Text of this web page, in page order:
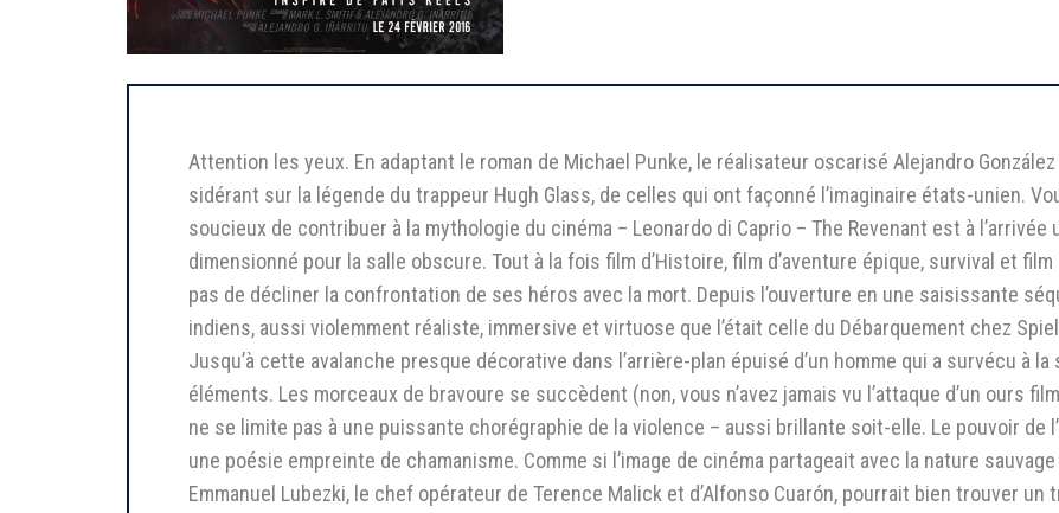
Attention les yeux. En adaptant le roman de Michael Punke, le réalisateur oscarisé Alejandro
sidérant sur la légende du trappeur Hugh Glass, de celles qui ont façonné l’imaginaire états-unien.
soucieux de contribuer à la mythologie du cinéma – Leonardo di Caprio – The Revenant est à
dimensionné pour la salle obscure. Tout à la fois film d’Histoire, film d’aventure épique, survival et film
pas de décliner la confrontation de ses héros avec la mort. Depuis l’ouverture en une saisissante
indiens, aussi violemment réaliste, immersive et virtuose que l’était celle du Débarquement chez
Jusqu’à cette avalanche presque décorative dans l’arrière-plan épuisé d’un homme qui a survécu à
éléments. Les morceaux de bravoure se succèdent (non, vous n’avez jamais vu l’attaque d’un ours
ne se limite pas à une puissante chorégraphie de la violence – aussi brillante soit-elle. Le pouvoir de
une poésie empreinte de chamanisme. Comme si l’image de cinéma partageait avec la nature
Emmanuel Lubezki, le chef opérateur de Terence Malick et d’Alfonso Cuarón, pourrait bien trouver un